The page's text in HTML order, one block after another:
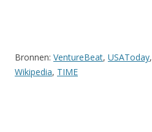
Bronnen: VentureBeat, USAToday,
Wikipedia, TIME